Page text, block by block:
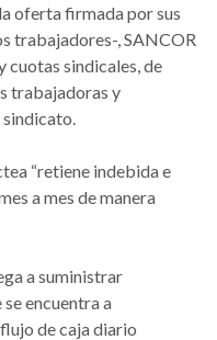
oferta firmada por sus
trabajadores-, SANCOR
cuotas sindicales, de
trabajadoras y
“retiene indebida e
a mes de manera
a suministrar
encuentra a
de caja diario